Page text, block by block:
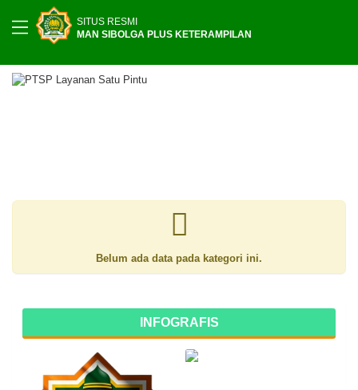
SITUS RESMI
MAN SIBOLGA PLUS KETERAMPILAN
Belum ada data pada kategori ini.
INFOGRAFIS